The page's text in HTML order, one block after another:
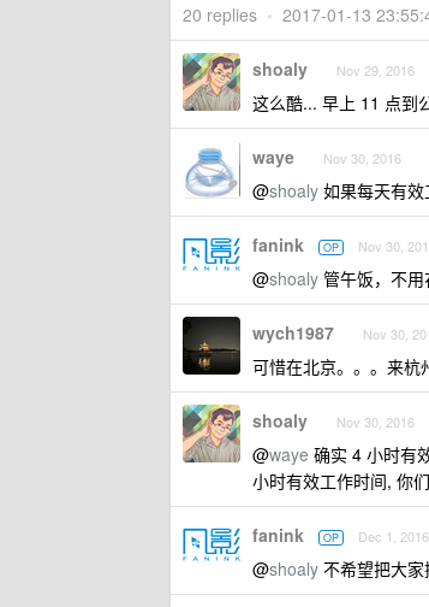
20 replies • 2017-01-13
shoaly Nov 29, 2016
这么酷... 早上 11 点到
waye Nov 30, 2016
@shoaly 如果每天有
fanink OP Nov 30,
@shoaly 管午饭，不
wych1987 Nov 30,
可惜在北京。。。来杭
shoaly Nov 30, 2016
@waye 确实 4 小时有
小时有效工作时间, 你
fanink OP Dec 1, 2016
@shoaly 不希望把大